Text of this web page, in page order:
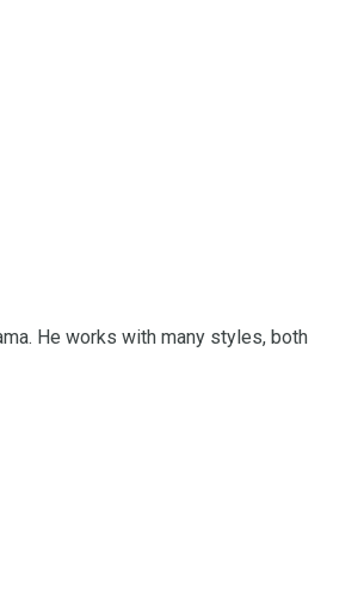
He works with many styles, both